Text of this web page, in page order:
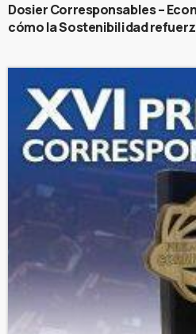
Dosier Corresponsables –
cómo la Sostenibilidad